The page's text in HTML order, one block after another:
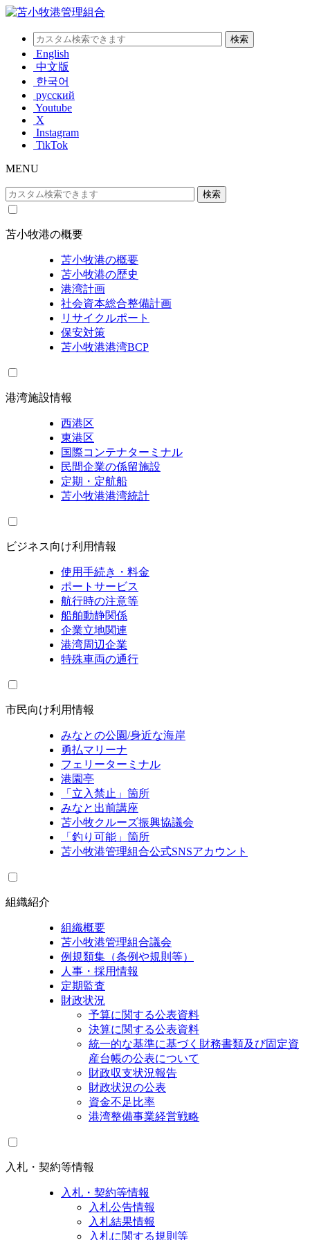
English
中文版
한국어
русский
Youtube
X
Instagram
TikTok
MENU
苫小牧港の概要
苫小牧港の概要
苫小牧港の歴史
港湾計画
社会資本総合整備計画
リサイクルポート
保安対策
苫小牧港港湾BCP
港湾施設情報
西港区
東港区
国際コンテナターミナル
民間企業の係留施設
定期・定航船
苫小牧港港湾統計
ビジネス向け利用情報
使用手続き・料金
ポートサービス
航行時の注意等
船舶動静関係
企業立地関連
港湾周辺企業
特殊車両の通行
市民向け利用情報
みなとの公園/身近な海岸
勇払マリーナ
フェリーターミナル
港園亭
「立入禁止」箇所
みなと出前講座
苫小牧クルーズ振興協議会
「釣り可能」箇所
苫小牧港管理組合公式SNSアカウント
組織紹介
組織概要
苫小牧港管理組合議会
例規類集（条例や規則等）
人事・採用情報
定期監査
財政状況
予算に関する公表資料
決算に関する公表資料
統一的な基準に基づく財務書類及び固定資
産台帳の公表について
財政収支状況報告
財政状況の公表
資金不足比率
港湾整備事業経営戦略
入札・契約等情報
入札・契約等情報
入札公告情報
入札結果情報
入札に関する規則等